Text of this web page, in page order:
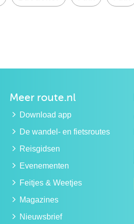
Meer route.nl
Download app
De wandel- en fietsroutes
Reisgidsen
Evenementen
Feitjes & Weetjes
Magazines
Nieuwsbrief